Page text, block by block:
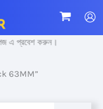
এ প্রবেশ করুন।
63MM”